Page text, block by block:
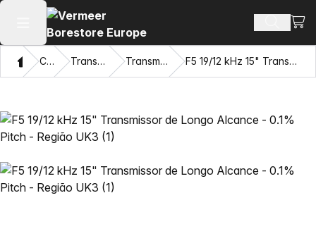
Abrir menu principal Busca
Ver
CasaCatálogo Transmissores DigiTrak® Transmissores DigiTrak F5® F5 19/12 kHz 15" Transmissor de Longo Alcance - 0.1% Pitch - Região UK3